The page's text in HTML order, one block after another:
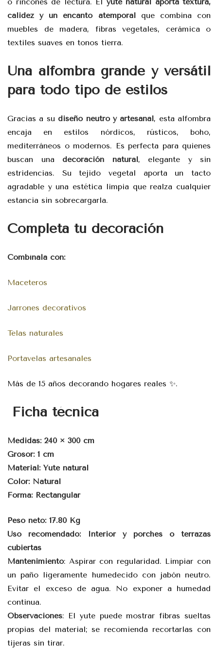
calidez y un encanto atemporalque combina con
muebles de madera, fibras vegetales, cerámica o
textiles suaves en tonos tierra.
Una alfombra grande y versátil
para todo tipo de estilos
Gracias a su diseño neutro y artesanal, esta alfombra
encaja en estilos nórdicos, rústicos, boho,
mediterráneos o modernos. Es perfecta para quienes
buscan una decoración natural, elegante y sin
estridencias. Su tejido vegetal aporta un tacto
agradable y una estética limpia que realza cualquier
estancia sin sobrecargarla.
Completa tu decoración
Combínala con:
Maceteros
Jarrones decorativos
Telas naturales
Portavelas artesanales
Más de 15 años decorando hogares reales ✨.
Ficha técnica
Medidas: 240 × 300 cm
Grosor: 1 cm
Material: Yute natural
Color: Natural
Forma: Rectangular
Peso neto: 17.80 Kg
Uso recomendado: Interior y porches o terrazas
cubiertas
Mantenimiento: Aspirar con regularidad. Limpiar con
un paño ligeramente humedecido con jabón neutro.
Evitar el exceso de agua. No exponer a humedad
continua.
Observaciones: El yute puede mostrar fibras sueltas
propias del material; se recomienda recortarlas con
tijeras sin tirar.